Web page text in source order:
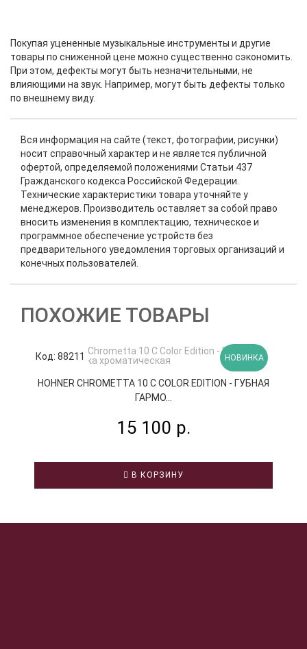
Покупая уцененные музыкальные инструменты и другие
товары по сниженной цене можно существенно сэкономить.
При этом, дефекты могут быть незначительными, не
влияющими на звук. Например, могут быть дефекты только
по внешнему виду.
Вся информация на сайте (текст, фотографии, рисунки)
носит справочный характер и не является публичной
офертой, определяемой положениями Статьи 437
Гражданского кодекса Российской Федерации.
Технические характеристики товара уточняйте у
менеджеров. Производитель оставляет за собой право
вносить изменения в комплектацию, техническое и
программное обеспечение устройств без
предварительного уведомления торговых организаций и
конечных пользователей.
ПОХОЖИЕ ТОВАРЫ
Код: 88211 НОВИНКА
HOHNER CHROMETTA 10 C COLOR EDITION - ГУБНАЯ
ГАРМО...
15 100 р.
В КОРЗИНУ